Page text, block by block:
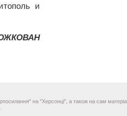
и
на "Херсонці", а також на сам